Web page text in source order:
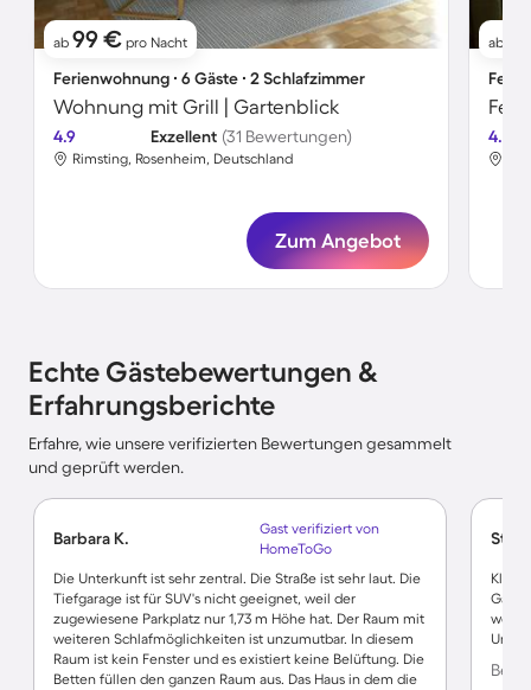
ab 99 € pro Nacht
Ferienwohnung ∙ 6 Gäste ∙ 2 Schlafzimmer
Wohnung mit Grill | Gartenblick
4.9 Exzellent (31 Bewertungen)
Rimsting, Rosenheim, Deutschland
Zum Angebot
ab
4.7
Echte Gästebewertungen &
Erfahrungsberichte
Erfahre, wie unsere verifizierten Bewertungen gesammelt
und geprüft werden.
Barbara K.
Gast verifiziert von
HomeToGo
Die Unterkunft ist sehr zentral. Die Straße ist sehr laut. Die
Tiefgarage ist für SUV's nicht geeignet, weil der
zugewiesene Parkplatz nur 1,73 m Höhe hat. Der Raum mit
weiteren Schlafmöglichkeiten ist unzumutbar. In diesem
Raum ist kein Fenster und es existiert keine Belüftung. Die
Betten füllen den ganzen Raum aus. Das Haus in dem die
Klein
weit